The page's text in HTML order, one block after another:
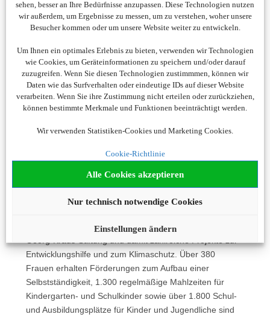
sehen, besser an Ihre Bedürfnisse anzupassen. Diese Technologien nutzen
wir außerdem, um Ergebnisse zu messen, um zu verstehen, woher unsere
Besucher kommen oder um unsere Website weiter zu entwickeln.
Um Ihnen ein optimales Erlebnis zu bieten, verwenden wir Technologien
wie Cookies, um Geräteinformationen zu speichern und/oder darauf
zuzugreifen. Wenn Sie diesen Technologien zustimmmen, können wir
Daten wie das Surfverhalten oder eindeutige IDs auf dieser Website
verarbeiten. Wenn Sie ihre Zustimmung nicht erteilen oder zurückziehen,
können bestimmte Merkmale und Funktionen beeinträchtigt werden.
Wir verwenden Statistiken-Cookies und Marketing Cookies.
Cookie-Richtlinie
Alle Cookies akzeptieren
Nur technisch notwendige Cookies
Einstellungen ändern
durch sanften Tourismus, der die Kultur wertschätzt und
nicht zerstört sowie Ermöglichung einer sanften
Gesundheit, Frauenrechte, und viel mehr. Noch heute
unterstützt SKR-Reisen jedes Jahr bedürftige Projekte.
Für diese besonderen Reiseideen hat SKR-Reisen
mehrere Auszeichnungen, darunter die Goldene Palme
Studienkreises für Tourismus und Entwicklung erhalten.
Wikinger Reisen
Gründerfamilie wichtig in kleinen Gruppen nachhaltig zu
jeder Reisebuchung unterstützt Wikinger-Reisen die
Entwicklungshilfe und zum Klimaschutz. Über 380
Frauen erhalten Förderungen zum Aufbau einer
Selbstständigkeit, 1.300 regelmäßige Mahlzeiten für
Kindergarten- und Schulkinder sowie über 1.800 Schul-
und Ausbildungsplätze für Kinder und Jugendliche sind